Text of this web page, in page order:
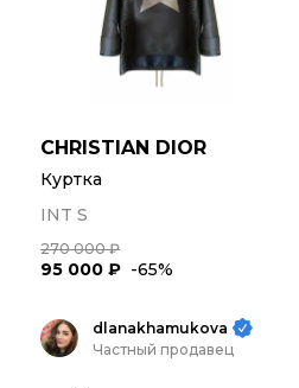
CHRISTIAN DIOR
Куртка
INT S
270 000 ₽
95 000 ₽ -65%
dlanakhamukova
Частный продавец